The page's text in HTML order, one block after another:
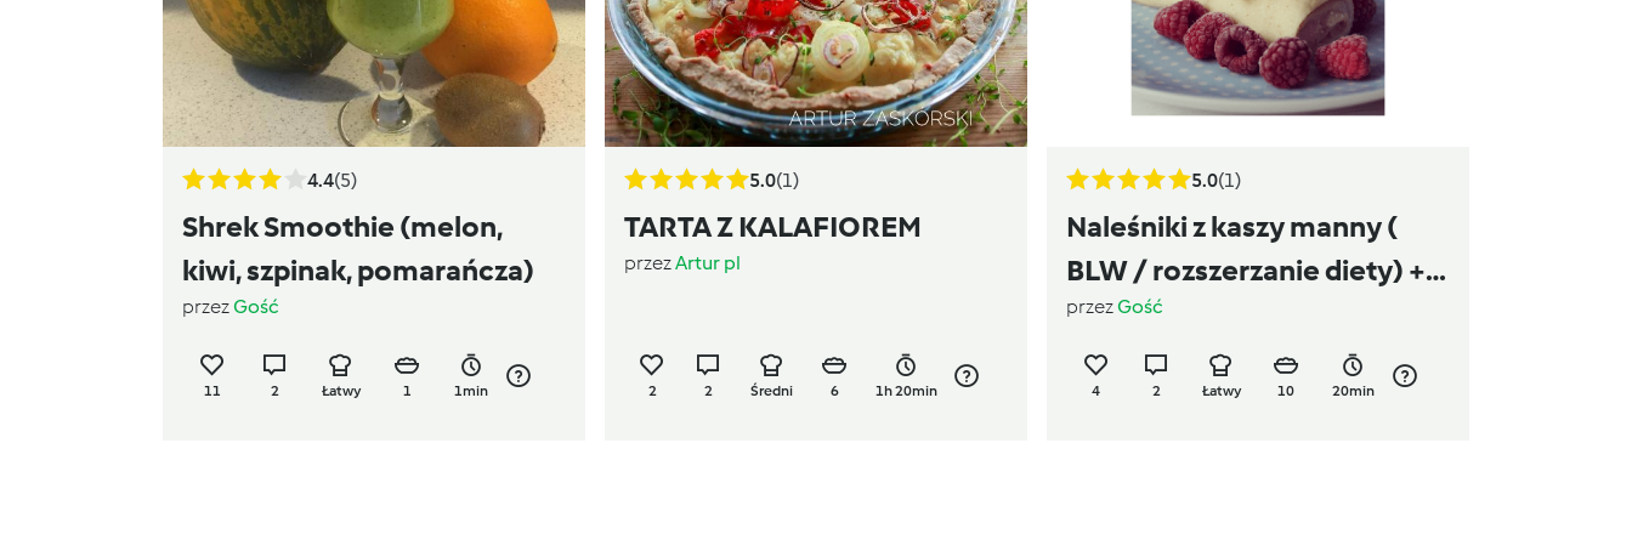
4.4(5)
Shrek Smoothie (melon,
kiwi, szpinak, pomarańcza)
przezGość
11 2 Łatwy 1 1min
5.0(1)
TARTA Z KALAFIOREM
przezArtur pl
2 2 Średni 6 1h 20min
5.0(1)
Naleśniki z kaszy manny (
BLW / rozszerzanie diety) +
makaron naleśnikowy
przezGość
4 2 Łatwy 10 20min